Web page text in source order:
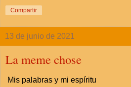
Compartir
13 de junio de 2021
La meme chose
Mis palabras y mi espíritu